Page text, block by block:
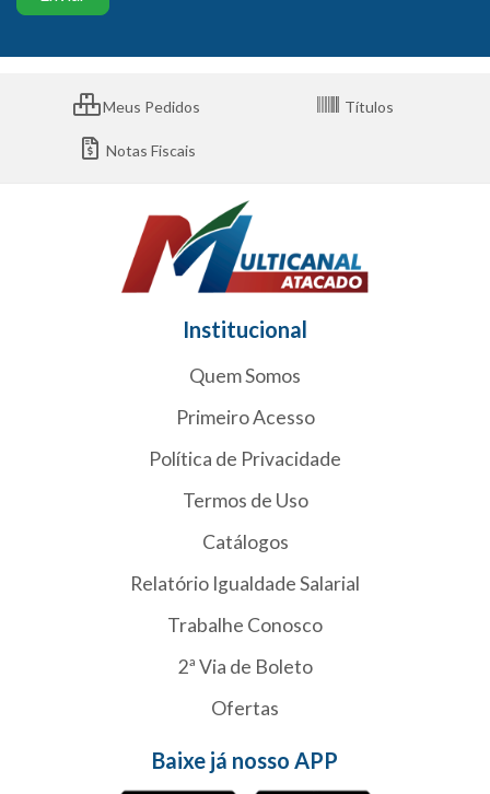
Meus Pedidos Títulos
Notas Fiscais
Institucional
Quem Somos
Primeiro Acesso
Política de Privacidade
Termos de Uso
Catálogos
Relatório Igualdade Salarial
Trabalhe Conosco
2ª Via de Boleto
Ofertas
Baixe já nosso APP